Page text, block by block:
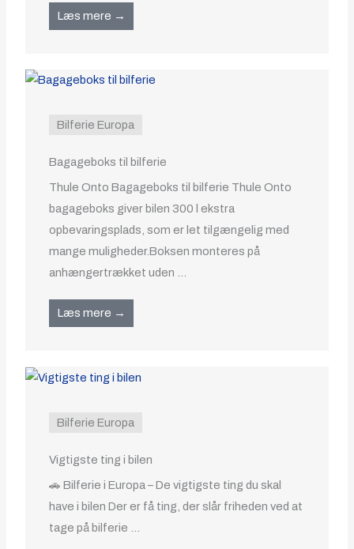
Læs mere →
Bilferie Europa
Bagageboks til bilferie
Thule Onto Bagageboks til bilferie Thule Onto
bagageboks giver bilen 300 l ekstra
opbevaringsplads, som er let tilgængelig med
mange muligheder.Boksen monteres på
anhængertrækket uden ...
Læs mere →
Bilferie Europa
Vigtigste ting i bilen
🚗 Bilferie i Europa – De vigtigste ting du skal
have i bilen Der er få ting, der slår friheden ved at
tage på bilferie ...